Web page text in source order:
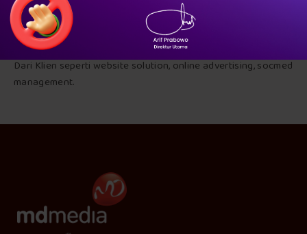
Layanan solusi produk melalui channel online dapat berupa
Iklan Online Digital Dengan Basis Awarness Sesuai Budget
Dari Klien seperti website solution, online advertising, socmed
management.